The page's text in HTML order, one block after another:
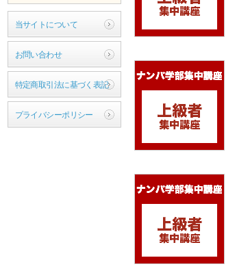
当サイトについて
お問い合わせ
特定商取引法に基づく表記
プライバシーポリシー